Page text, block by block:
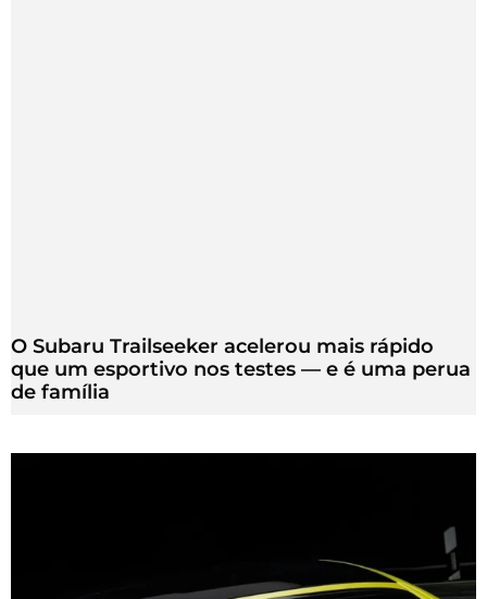
O Subaru Trailseeker acelerou mais rápido
que um esportivo nos testes — e é uma perua
de família